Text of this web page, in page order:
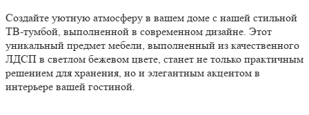
Создайте уютную атмосферу в вашем доме с нашей стильной
ТВ-тумбой, выполненной в современном дизайне. Этот
уникальный предмет мебели, выполненный из качественного
ЛДСП в светлом бежевом цвете, станет не только практичным
решением для хранения, но и элегантным акцентом в
интерьере вашей гостиной.